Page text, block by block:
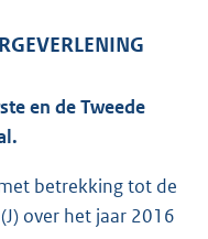
en de Tweede
betrekking tot de
over het jaar 2016